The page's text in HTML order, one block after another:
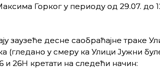
Горког у периоду од 29.07. до
заузеће десне саобраћајне траке
(гледано у смеру ка Улици Јужни
и 26Н кретати на следећи начин: